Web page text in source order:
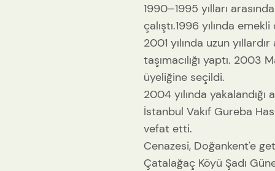
1990–1995 yılları
çalıştı.1996 yılında
2001 yılında uzun
taşımacılığı yaptı.
üyeliğine seçildi.
2004 yılında yakalandığı
İstanbul Vakıf Gureba
vefat etti.
Cenazesi, Doğankent'e
Çatalağaç Köyü Şadı